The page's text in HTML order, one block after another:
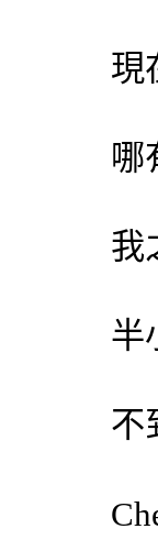
現
哪
我
半
不